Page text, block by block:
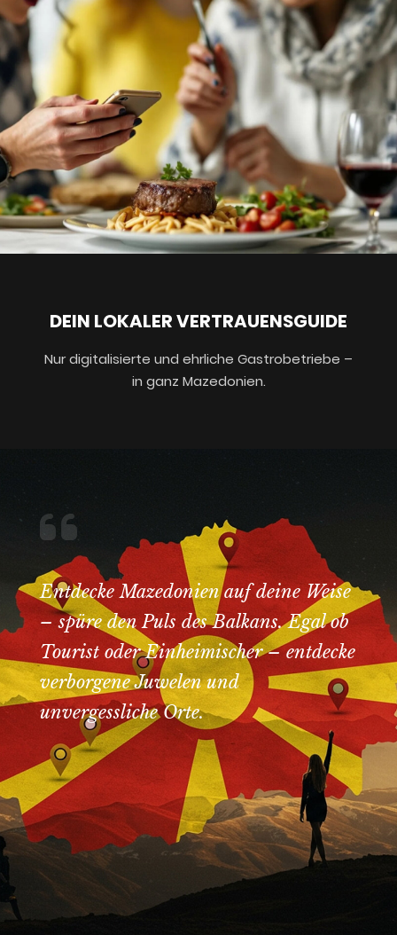
DEIN LOKALER VERTRAUENSGUIDE
Nur digitalisierte und ehrliche Gastrobetriebe –
in ganz Mazedonien.
Entdecke Mazedonien auf deine Weise
– spüre den Puls des Balkans. Egal ob
Tourist oder Einheimischer – entdecke
verborgene Juwelen und
unvergessliche Orte.